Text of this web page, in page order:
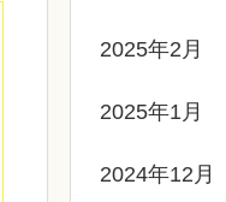
2025年2月
2025年1月
2024年12月